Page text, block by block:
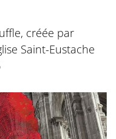
créée par
Saint-Eustache